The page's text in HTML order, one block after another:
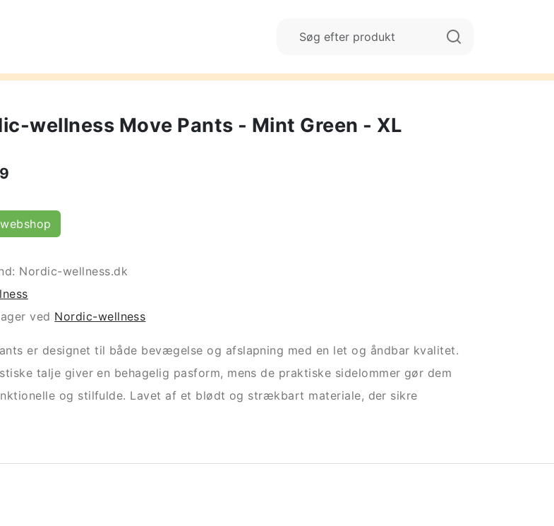
wellness Move Pants - Mint Green - XL
Nordic-wellness.dk
ved Nordic-wellness
er designet til både bevægelse og afslapning med en let og åndbar kvalitet.
talje giver en behagelig pasform, mens de praktiske sidelommer gør dem
og stilfulde. Lavet af et blødt og strækbart materiale, der sikre